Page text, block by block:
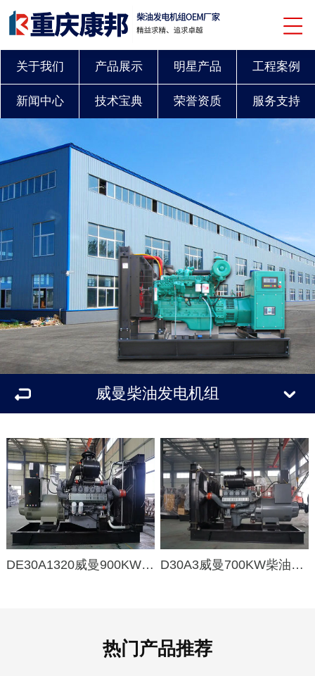
关于我们 产品展示 明星产品 工程案例
新闻中心 技术宝典 荣誉资质 服务支持
威曼柴油发电机组
DE30A1320威曼900KW柴油发电机组 D30A3威曼700KW柴油发电机组
热门产品推荐